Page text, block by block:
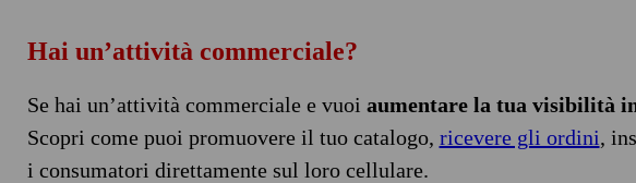
Hai un’attività commerciale?
Se hai un’attività commerciale e vuoi aumentare la tua visibilità
Scopri come puoi promuovere il tuo catalogo, ricevere gli ordini,
i consumatori direttamente sul loro cellulare.